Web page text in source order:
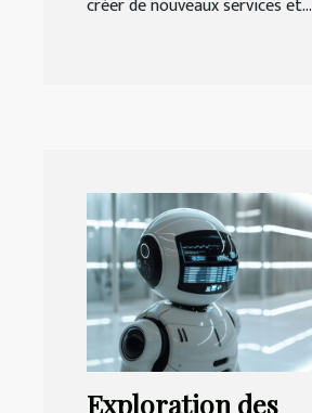
créer de nouveaux services et...
Exploration des